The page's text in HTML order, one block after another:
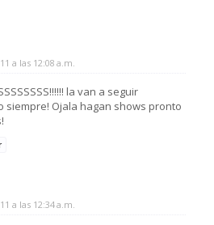
a las 12:08 a.m.
la van a seguir
siempre! Ojala hagan shows pronto
a las 12:34 a.m.